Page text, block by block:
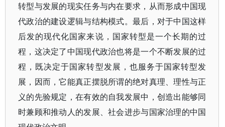
转型与发展的现实任务与内在要求，从而形成中国现
代政治的建设逻辑与结构模式。最后，对于中国这样
后发的现代化国家来说，国家转型是一个长期的过
程，这决定了中国现代政治也将是一个不断发展的过
程，既决定于国家转型发展，也服务于国家转型发
展，因而，它能真正摆脱所谓的绝对真理、理性与正
义的先验规定，在有效的自我发展中，创造出能够同
时兼顾和推动人的发展、社会进步与国家治理的中国